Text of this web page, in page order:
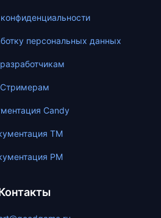
персональных данных
Стримерам
Candy
ТМ
PM